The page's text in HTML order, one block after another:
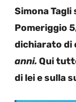
Simona
Pomeriggio
dichiarato di
anni. Qui
di lei e sulla